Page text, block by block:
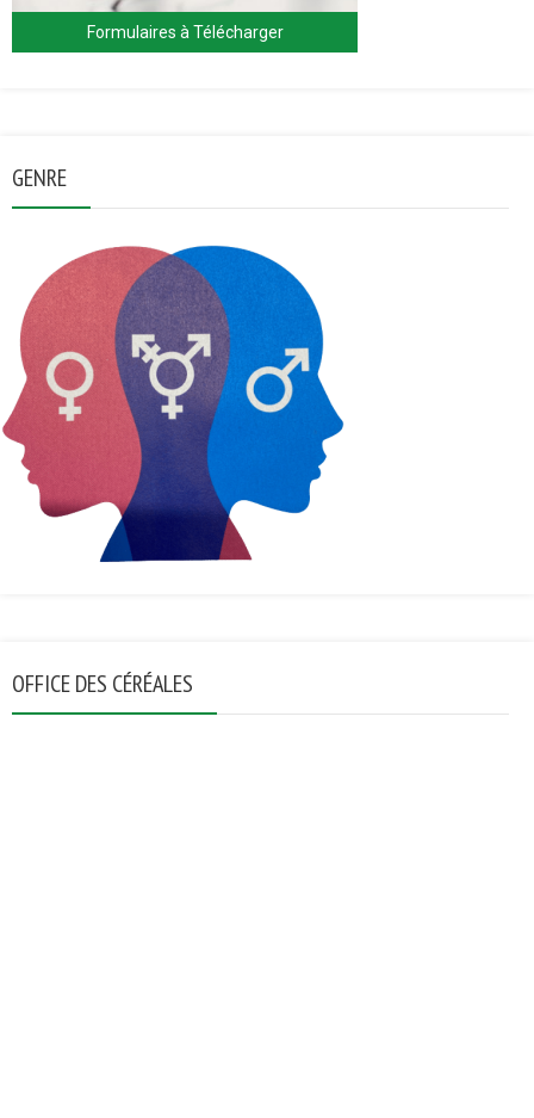
Formulaires à Télécharger
GENRE
OFFICE DES CÉRÉALES